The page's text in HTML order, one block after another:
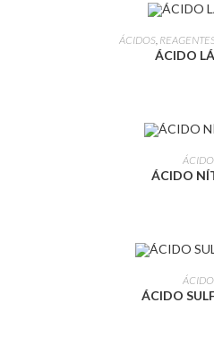
LEIA
ÁCIDOS,
ÁCIDO
LEIA
ÁCIDO
LEIA
ÁCIDO